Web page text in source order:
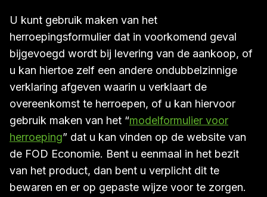
U kunt gebruik maken van het
herroepingsformulier dat in voorkomend geval
bijgevoegd wordt bij levering van de aankoop, of
u kan hiertoe zelf een andere ondubbelzinnige
verklaring afgeven waarin u verklaart de
overeenkomst te herroepen, of u kan hiervoor
gebruik maken van het “modelformulier voor
herroeping” dat u kan vinden op de website van
de FOD Economie. Bent u eenmaal in het bezit
van het product, dan bent u verplicht dit te
bewaren en er op gepaste wijze voor te zorgen.